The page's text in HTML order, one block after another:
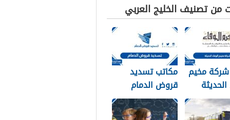
من تصنيف الخليج العربي
شركة مخيم
مكاتب تسديد
قروض الدمام
1448